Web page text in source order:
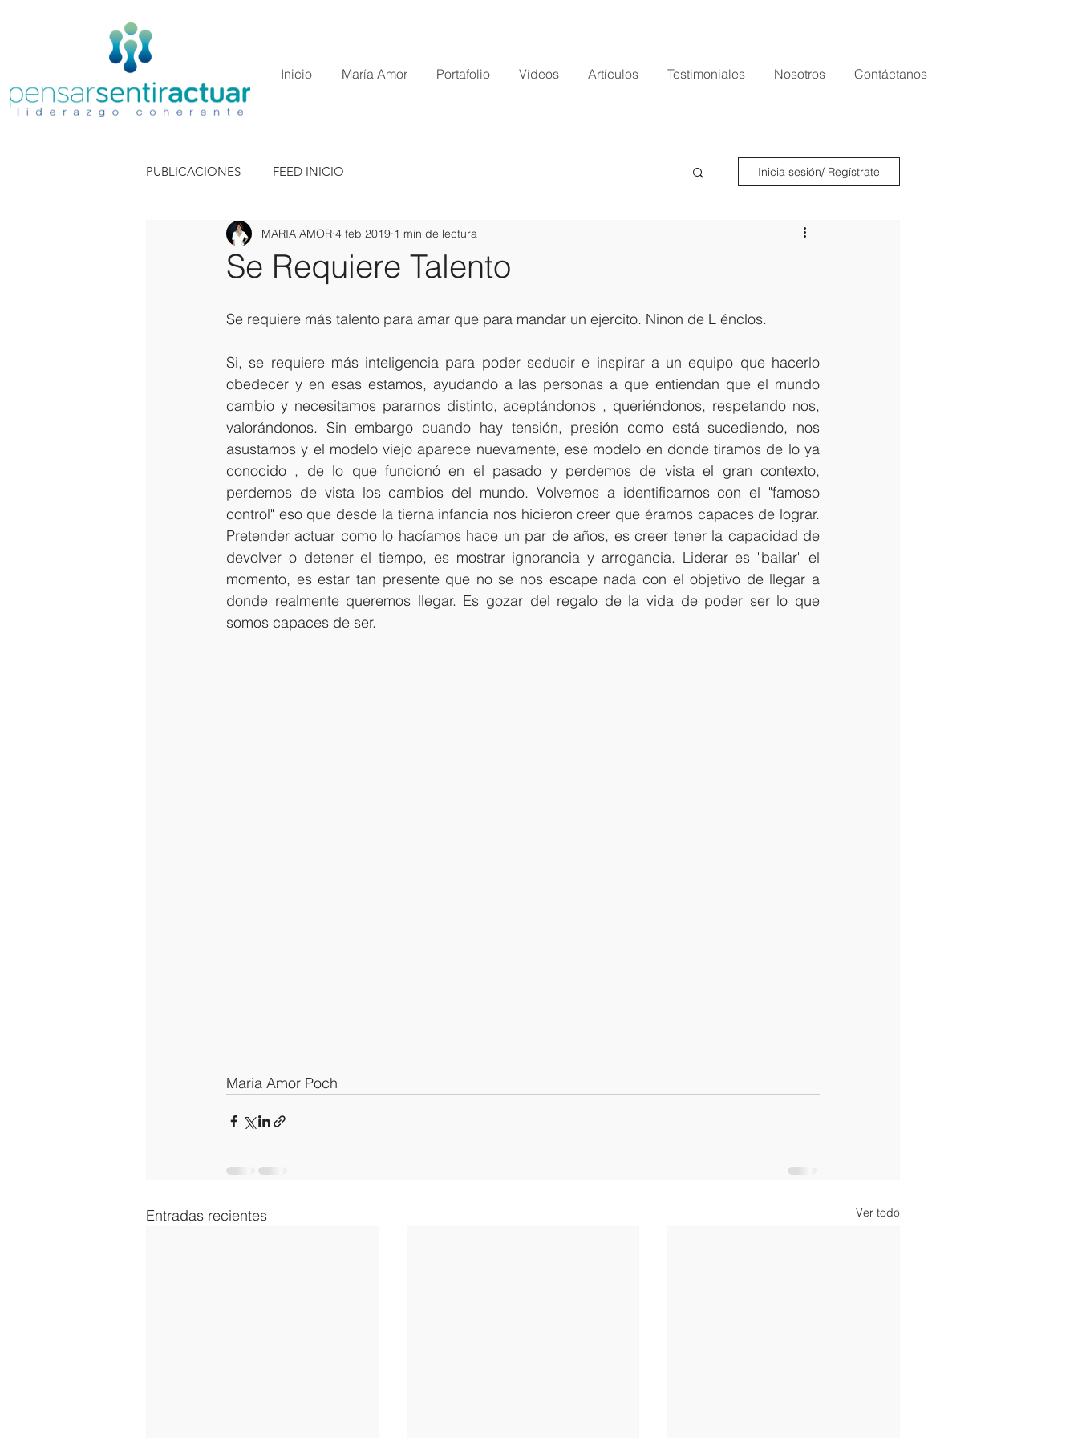
Inicio María Amor Portafolio Vídeos Artículos Testimoniales Nosotros Contáctanos
PUBLICACIONES FEED INICIO Inicia sesión/ Regístrate
Se Requiere Talento
MARIA AMOR 4 feb 2019 1 min de lectura
Se requiere más talento para amar que para mandar un ejercito. Ninon de L énclos.
Si, se requiere más inteligencia para poder seducir e inspirar a un equipo que hacerlo
obedecer y en esas estamos, ayudando a las personas a que entiendan que el mundo
cambio y necesitamos pararnos distinto, aceptándonos , queriéndonos, respetando nos,
valorándonos. Sin embargo cuando hay tensión, presión como está sucediendo, nos
asustamos y el modelo viejo aparece nuevamente, ese modelo en donde tiramos de lo ya
conocido , de lo que funcionó en el pasado y perdemos de vista el gran contexto,
perdemos de vista los cambios del mundo. Volvemos a identificarnos con el "famoso
control" eso que desde la tierna infancia nos hicieron creer que éramos capaces de lograr.
Pretender actuar como lo hacíamos hace un par de años, es creer tener la capacidad de
devolver o detener el tiempo, es mostrar ignorancia y arrogancia. Liderar es "bailar" el
momento, es estar tan presente que no se nos escape nada con el objetivo de llegar a
donde realmente queremos llegar. Es gozar del regalo de la vida de poder ser lo que
somos capaces de ser.
Maria Amor Poch
Entradas recientes Ver todo